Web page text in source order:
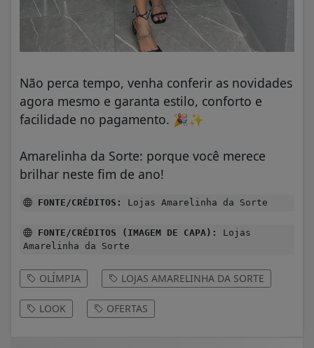
Não perca tempo, venha conferir as novidades
agora mesmo e garanta estilo, conforto e
facilidade no pagamento. 🎉✨
Amarelinha da Sorte: porque você merece
brilhar neste fim de ano!
FONTE/CRÉDITOS: Lojas Amarelinha da Sorte
FONTE/CRÉDITOS (IMAGEM DE CAPA):
Lojas
Amarelinha da Sorte
OLÍMPIA LOJAS AMARELINHA DA SORTE
LOOK OFERTAS